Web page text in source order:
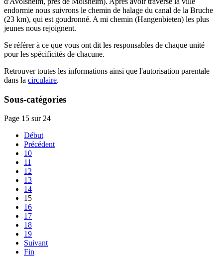
endormie nous suivrons le chemin de halage du canal de la Bruche
(23 km), qui est goudronné. A mi chemin (Hangenbieten) les plus
jeunes nous rejoignent.
Se référer à ce que vous ont dit les responsables de chaque unité
pour les spécificités de chacune.
Retrouver toutes les informations ainsi que l'autorisation parentale
dans la circulaire.
Sous-catégories
Page 15 sur 24
Début
Précédent
10
11
12
13
14
15
16
17
18
19
Suivant
Fin